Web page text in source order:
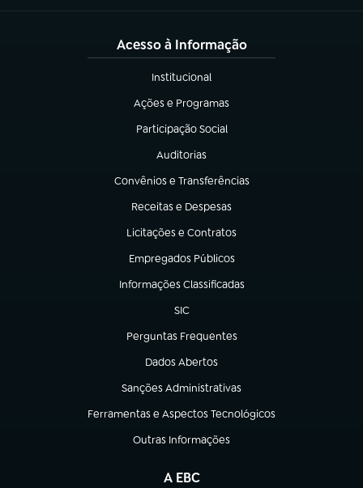
Acesso à Informação
Institucional
(abre em nova aba)
Ações e Programas
(abre em nova aba)
Participação Social
(abre em nova aba)
Auditorias
(abre em nova aba)
Convênios e Transferências
(abre em nova aba)
Receitas e Despesas
(abre em nova aba)
Licitações e Contratos
(abre em nova aba)
Empregados Públicos
(abre em nova aba)
Informações Classificadas
(abre em nova aba)
SIC
(abre em nova aba)
Perguntas Frequentes
(abre em nova aba)
Dados Abertos
(abre em nova aba)
Sanções Administrativas
(abre em nova aba)
Ferramentas e Aspectos Tecnológicos
(abre em nova aba)
Outras Informações
(abre em nova aba)
A EBC